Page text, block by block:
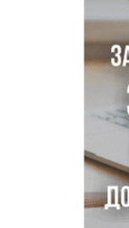
Царь-томат из
весу в 3 кг
В
активности